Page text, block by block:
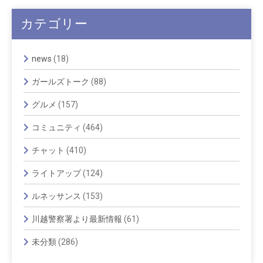
カテゴリー
news (18)
ガールズトーク (88)
グルメ (157)
コミュニティ (464)
チャット (410)
ライトアップ(124)
ルネッサンス (153)
川越警察署より最新情報 (61)
未分類(286)